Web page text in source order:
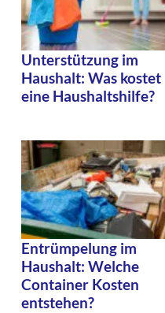
Unterstützung im
Haushalt: Was kostet
eine Haushaltshilfe?
Entrümpelung im
Haushalt: Welche
Container Kosten
entstehen?